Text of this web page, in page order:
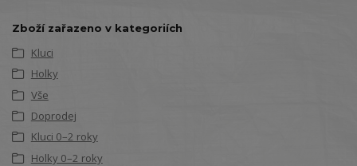
Zboží zařazeno v kategoriích
Kluci
Holky
Vše
Doprodej
Kluci 0–2 roky
Holky 0–2 roky